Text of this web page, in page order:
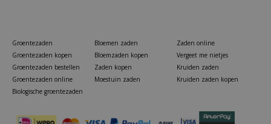
Groentezaden
Groentezaden kopen
Groentezaden bestellen
Groentezaden online
Biologische groentezaden
Bloemen zaden
Bloemzaden kopen
Zaden kopen
Moestuin zaden
Zaden online
Vergeet me nietjes
Kruiden zaden
Kruiden zaden kopen